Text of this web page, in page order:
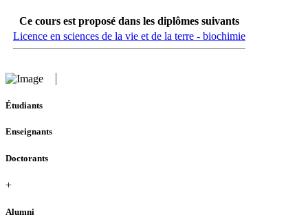
Ce cours est proposé dans les diplômes suivants
Licence en sciences de la vie et de la terre - biochimie
Étudiants
Enseignants
Doctorants
+
Alumni